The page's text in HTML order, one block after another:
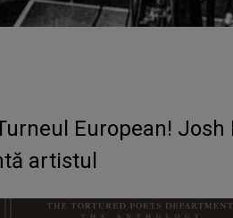
European!
artistul